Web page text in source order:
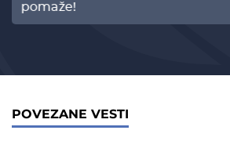
pomaže!
POVEZANE VESTI